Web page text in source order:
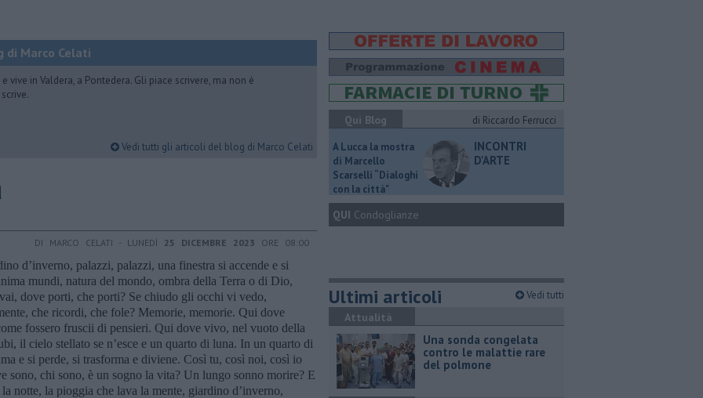
di Marco Celati
vive in Valdera, a Pontedera. Gli piace scrivere, ma non è
Vedi tutti gli articoli del blog di Marco Celati
DI MARCO CELATI - LUNEDÌ 25 DICEMBRE 2023 ORE 08:00
d’inverno, palazzi, palazzi, una finestra si accende e si
mundi, natura del mondo, ombra della Terra o di Dio,
dove porti, che porti? Se chiudo gli occhi vi vedo,
che ricordi, che fole? Memorie, memorie. Qui dove
fossero fruscii di pensieri. Qui dove vivo, nel vuoto della
il cielo stellato se n’esce e un quarto di luna. In un quarto di
e si perde, si trasforma e diviene. Così tu, così noi, così io
sono, chi sono, è un sogno la vita? Un lungo sonno morire? E
notte, la pioggia che lava la mente, giardino d’inverno,
Qui Blog
di Riccardo Ferrucci
A Lucca la mostra
di Marcello
Scarselli “Dialoghi
con la città"
INCONTRI
D'ARTE
QUI Condoglianze
Ultimi articoli Vedi tutti
Attualità
Una sonda congelata
contro le malattie rare
del polmone